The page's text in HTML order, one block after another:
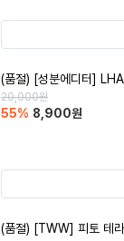
(품절) [성분에디터]
20,000원
55% 8,900원
(품절) [TWW] 피토 테